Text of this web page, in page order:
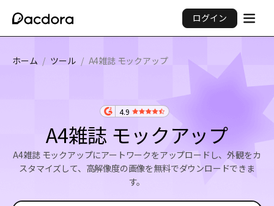
ログイン
ホーム / ツール / A4雑誌 モックアップ
4.9
A4雑誌 モックアップ
A4雑誌 モックアップにアートワークをアップロードし、外観をカ
スタマイズして、高解像度の画像を無料でダウンロードできま
す。